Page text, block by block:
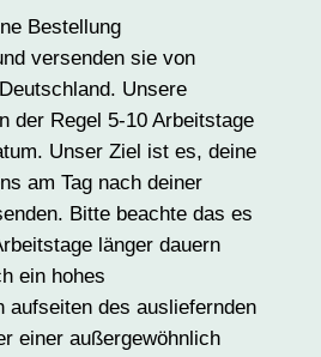
Bestellung
versenden sie von
Unsere
der Regel 5-10 Arbeitstage
Unser Ziel ist es, deine
am Tag nach deiner
Bitte beachte das es
länger dauern
ein hohes
aufseiten des ausliefernden
einer außergewöhnlich